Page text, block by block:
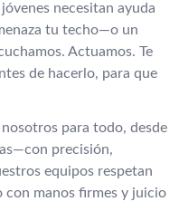
necesitan ayuda
tu techo—o un
Actuamos. Te
de hacerlo, para que
para todo, desde
precisión,
equipos respetan
manos firmes y juicio